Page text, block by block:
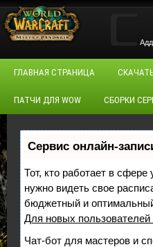
ГЛАВНАЯ СТРАНИЦА СКАЧАТЬ
ПАТЧИ ДЛЯ WOW СБОРКИ
Сервис онлайн-
Тот, кто работает в
нужно видеть свое
бюджетный и
Для новых пользователей
Чат-бот для мастеров и